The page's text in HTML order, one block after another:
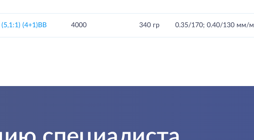
(4+1)ВВ 4000 340 гр 0.35/170; 0.40/130 мм/м